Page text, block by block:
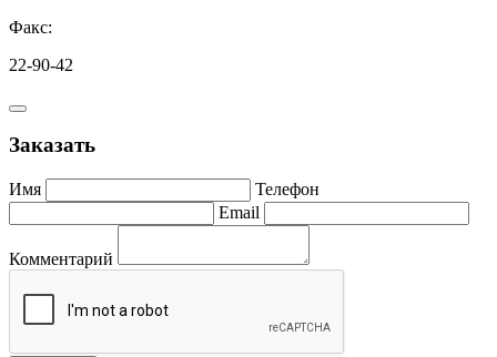
Факс:
22-90-42
Заказать
Имя
Телефон
Email
Комментарий